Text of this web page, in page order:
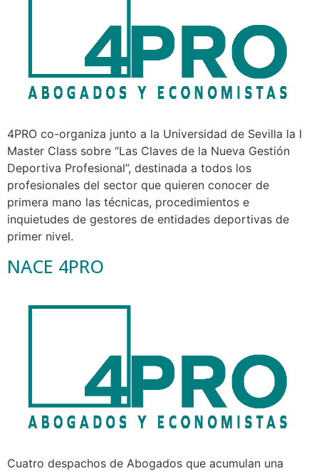
4PRO co-organiza junto a la Universidad de Sevilla la I
Master Class sobre “Las Claves de la Nueva Gestión
Deportiva Profesional”, destinada a todos los
profesionales del sector que quieren conocer de
primera mano las técnicas, procedimientos e
inquietudes de gestores de entidades deportivas de
primer nivel.
NACE 4PRO
Cuatro despachos de Abogados que acumulan una